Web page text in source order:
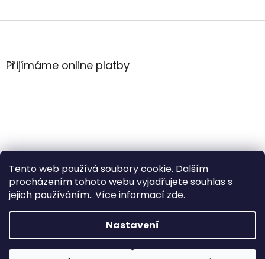
Tento web používá soubory cookie. Dalším
procházením tohoto webu vyjadřujete souhlas s
jejich používáním.. Více informací zde.
Nastavení
Z
aPřijímáme online platby
Vytvořil Shoptet
Copyright 2026WintersportHK. Všechna práva